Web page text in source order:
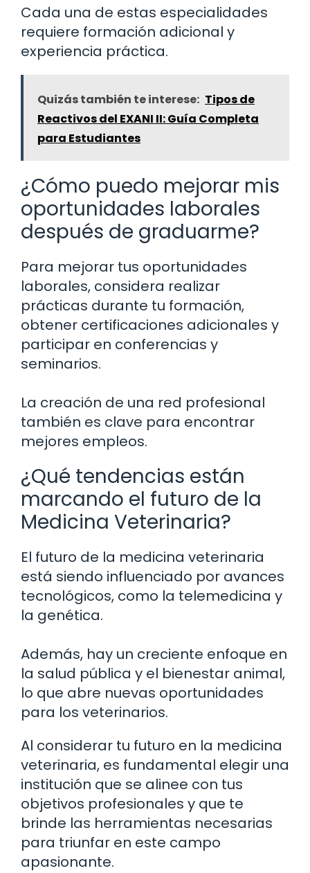
Cada una de estas especialidades
requiere formación adicional y
experiencia práctica.
Quizás también te interese: Tipos de
Reactivos del EXANI II: Guía Completa
para Estudiantes
¿Cómo puedo mejorar mis
oportunidades laborales
después de graduarme?
Para mejorar tus oportunidades
laborales, considera realizar
prácticas durante tu formación,
obtener certificaciones adicionales y
participar en conferencias y
seminarios.
La creación de una red profesional
también es clave para encontrar
mejores empleos.
¿Qué tendencias están
marcando el futuro de la
Medicina Veterinaria?
El futuro de la medicina veterinaria
está siendo influenciado por avances
tecnológicos, como la telemedicina y
la genética.
Además, hay un creciente enfoque en
la salud pública y el bienestar animal,
lo que abre nuevas oportunidades
para los veterinarios.
Al considerar tu futuro en la medicina
veterinaria, es fundamental elegir una
institución que se alinee con tus
objetivos profesionales y que te
brinde las herramientas necesarias
para triunfar en este campo
apasionante.